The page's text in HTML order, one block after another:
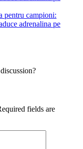
fields are